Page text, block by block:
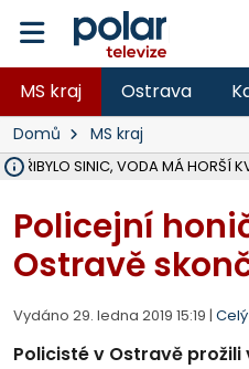
MS kraj Ostrava
Domů MS kraj
PŘIBYLO SINIC, VODA MÁ HORŠÍ
Policejní
Ostravě
Vydáno 29. ledna 2019 15:19 |
Policisté v Ostravě